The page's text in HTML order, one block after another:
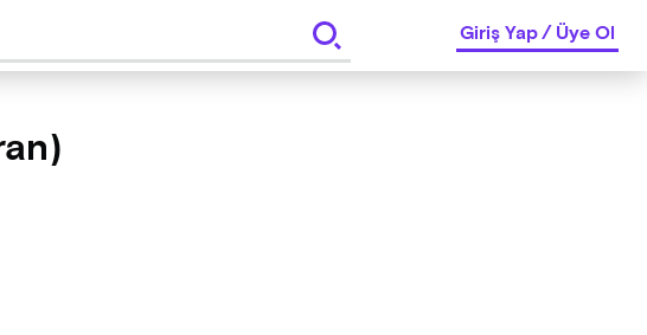
Giriş Yap/Üye Ol